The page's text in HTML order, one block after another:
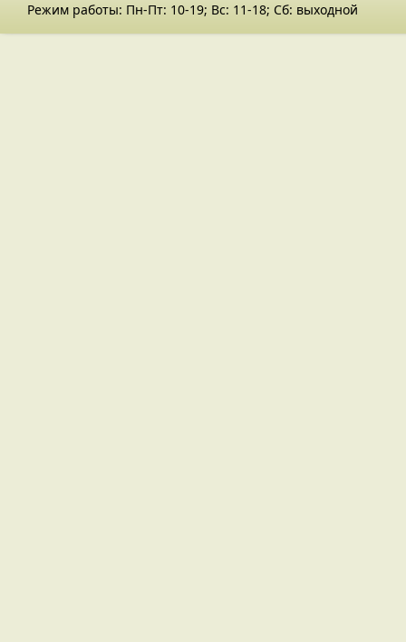
Режим работы: Пн-Пт: 10-19; Вс: 11-18; Сб: выходной